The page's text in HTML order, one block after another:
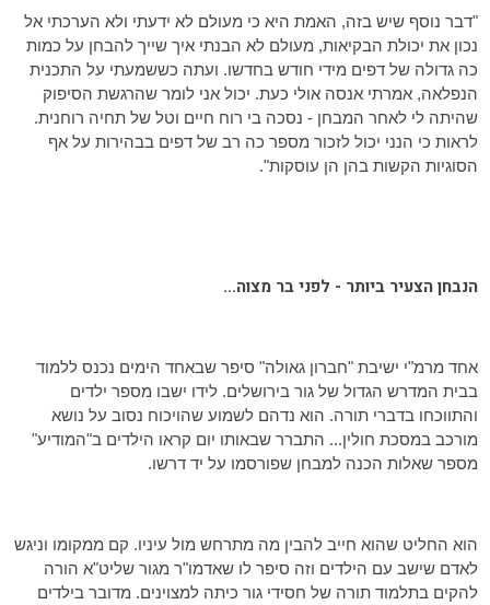
"דבר נוסף שיש בזה, האמת היא כי מעולם לא ידעתי ולא הערכתי אל
נכון את יכולת הבקיאות, מעולם לא הבנתי איך שייך להבחן על כמות
כה גדולה של דפים מידי חודש בחדשו. ועתה כששמעתי על התכנית
הנפלאה, אמרתי אנסה אולי כעת. יכול אני לומר שהרגשת הסיפוק
שהיתה לי לאחר המבחן - נסכה בי רוח חיים וטל של תחיה רוחנית.
לראות כי הנני יכול לזכור מספר כה רב של דפים בבהירות על אף
הסוגיות הקשות בהן הן עוסקות".
הנבחן הצעיר ביותר - לפני בר מצוה...
אחד מרמ"י ישיבת "חברון גאולה" סיפר שבאחד הימים נכנס ללמוד
בבית המדרש הגדול של גור בירושלים. לידו ישבו מספר ילדים
והתווכחו בדברי תורה. הוא נדהם לשמוע שהויכוח נסוב על נושא
מורכב במסכת חולין... התברר שבאותו יום קראו הילדים ב"המודיע"
מספר שאלות הכנה למבחן שפורסמו על יד דרשו.
הוא החליט שהוא חייב להבין מה מתרחש מול עיניו. קם ממקומו וניגש
לאדם שישב עם הילדים וזה סיפר לו שאדמו"ר מגור שליט"א הורה
להקים בתלמוד תורה של חסידי גור כיתה למצוינים. מדובר בילדים